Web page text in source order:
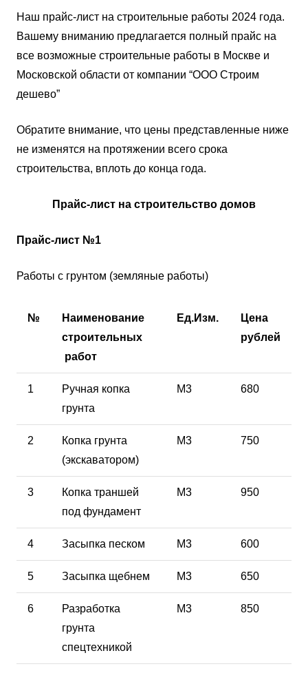
Наш прайс-лист на строительные работы 2024 года.
Вашему вниманию предлагается полный прайс на
все возможные строительные работы в Москве и
Московской области от компании “ООО Строим
дешево”
Обратите внимание, что цены представленные ниже
не изменятся на протяжении всего срока
строительства, вплоть до конца года.
Прайс-лист на строительство домов
Прайс-лист №1
Работы с грунтом (земляные работы)
№
Наименование
строительных
работ
Ед.Изм.
Цена
рублей
1
Ручная копка
грунта
М3 680
2
Копка грунта
(экскаватором)
М3 750
3
Копка траншей
под фундамент
М3 950
4 Засыпка песком М3 600
5 Засыпка щебнем М3 650
6
Разработка
грунта
спецтехникой
М3 850